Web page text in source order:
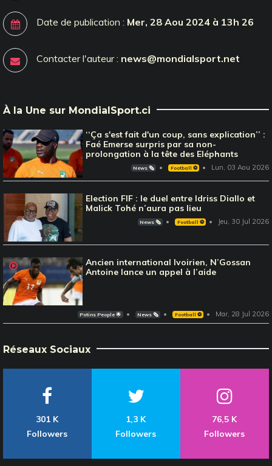
Date de publication : Mer, 28 Aou 2024 à 13h 26
Contacter l'auteur : news@mondialsport.net
À la Une sur MondialSport.ci
‘‘Ça s'est fait d'un coup, sans explication’’ :
Faé Emerse surpris par sa non-
prolongation à la tête des Eléphants
News 🗞️ Football ⚽️ Lun, 03 Aou 2026
Election FIF : le duel entre Idriss Diallo et
Malick Tohé n’aura pas lieu
News 🗞️ Football ⚽️ Jeu, 30 Jul 2026
Ancien international Ivoirien, N’Gossan
Antoine lance un appel à l’aide
Potins People 🌟 News 🗞️ Football ⚽️ Mar, 28 Jul 2026
Réseaux Sociaux
301 K
Followers
1,3 K
Followers
76,5 K
Followers